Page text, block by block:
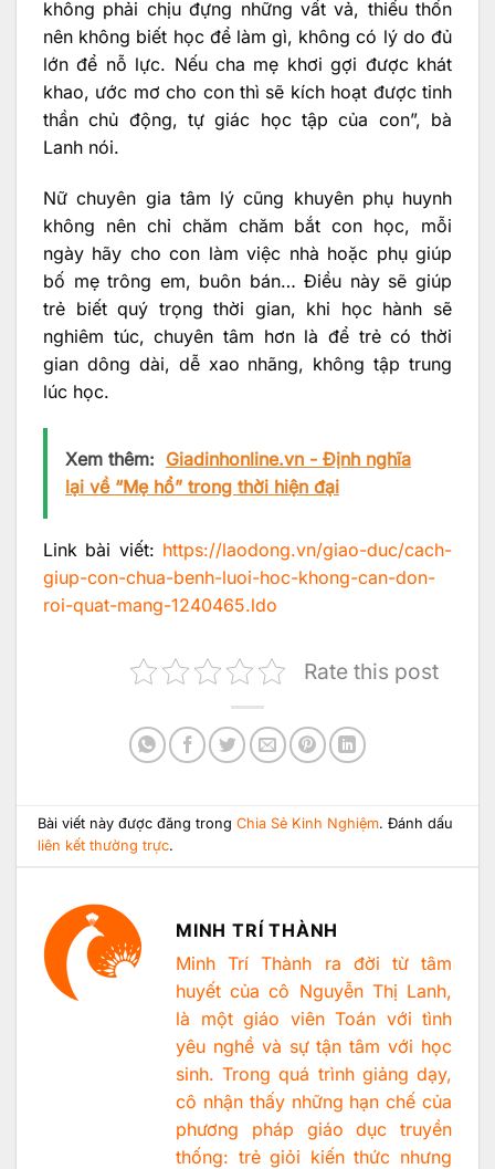
không phải chịu đựng những vất vả, thiếu thốn
nên không biết học để làm gì, không có lý do đủ
lớn để nỗ lực. Nếu cha mẹ khơi gợi được khát
khao, ước mơ cho con thì sẽ kích hoạt được tinh
thần chủ động, tự giác học tập của con”, bà
Lanh nói.
Nữ chuyên gia tâm lý cũng khuyên phụ huynh
không nên chỉ chăm chăm bắt con học, mỗi
ngày hãy cho con làm việc nhà hoặc phụ giúp
bố mẹ trông em, buôn bán… Điều này sẽ giúp
trẻ biết quý trọng thời gian, khi học hành sẽ
nghiêm túc, chuyên tâm hơn là để trẻ có thời
gian dông dài, dễ xao nhãng, không tập trung
lúc học.
Xem thêm: Giadinhonline.vn - Định nghĩa
lại về “Mẹ hổ” trong thời hiện đại
Link bài viết: https://laodong.vn/giao-duc/cach-
giup-con-chua-benh-luoi-hoc-khong-can-don-
roi-quat-mang-1240465.ldo
Rate this post
Bài viết này được đăng trongChia Sẻ Kinh Nghiệm. Đánh dấu
liên kết thường trực.
MINH TRÍ THÀNH
Minh Trí Thành ra đời từ tâm
huyết của cô Nguyễn Thị Lanh,
là một giáo viên Toán với tình
yêu nghề và sự tận tâm với học
sinh. Trong quá trình giảng dạy,
cô nhận thấy những hạn chế của
phương pháp giáo dục truyền
thống: trẻ giỏi kiến thức nhưng